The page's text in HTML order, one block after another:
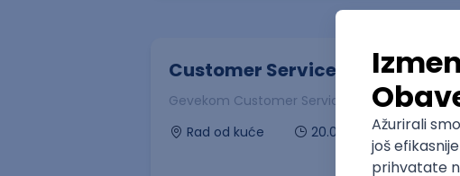
Customer Service Expert –
Gevekom Customer Services d.o.o.
Rad od kuće
20.08.2026